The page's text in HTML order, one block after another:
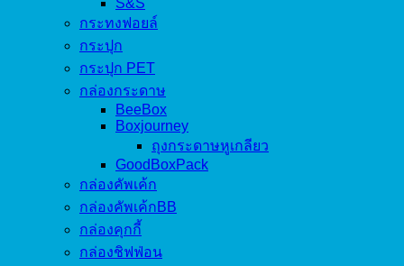
S&S
กระทงฟอยล์
กระปุก
กระปุก PET
กล่องกระดาษ
BeeBox
Boxjourney
ถุงกระดาษหูเกลียว
GoodBoxPack
กล่องคัพเค้ก
กล่องคัพเค้กBB
กล่องคุกกี้
กล่องชิฟฟ่อน